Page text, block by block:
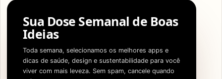
Sua Dose Semanal de Boas
Ideias
Toda semana, selecionamos os melhores apps e
dicas de saúde, design e sustentabilidade para você
viver com mais leveza. Sem spam, cancele quando